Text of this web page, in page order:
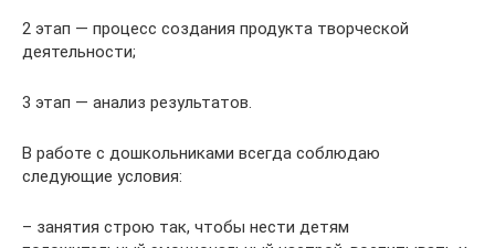
2 этап — процесс создания продукта творческой
деятельности;
3 этап — анализ результатов.
В работе с дошкольниками всегда соблюдаю
следующие условия:
– занятия строю так, чтобы нести детям